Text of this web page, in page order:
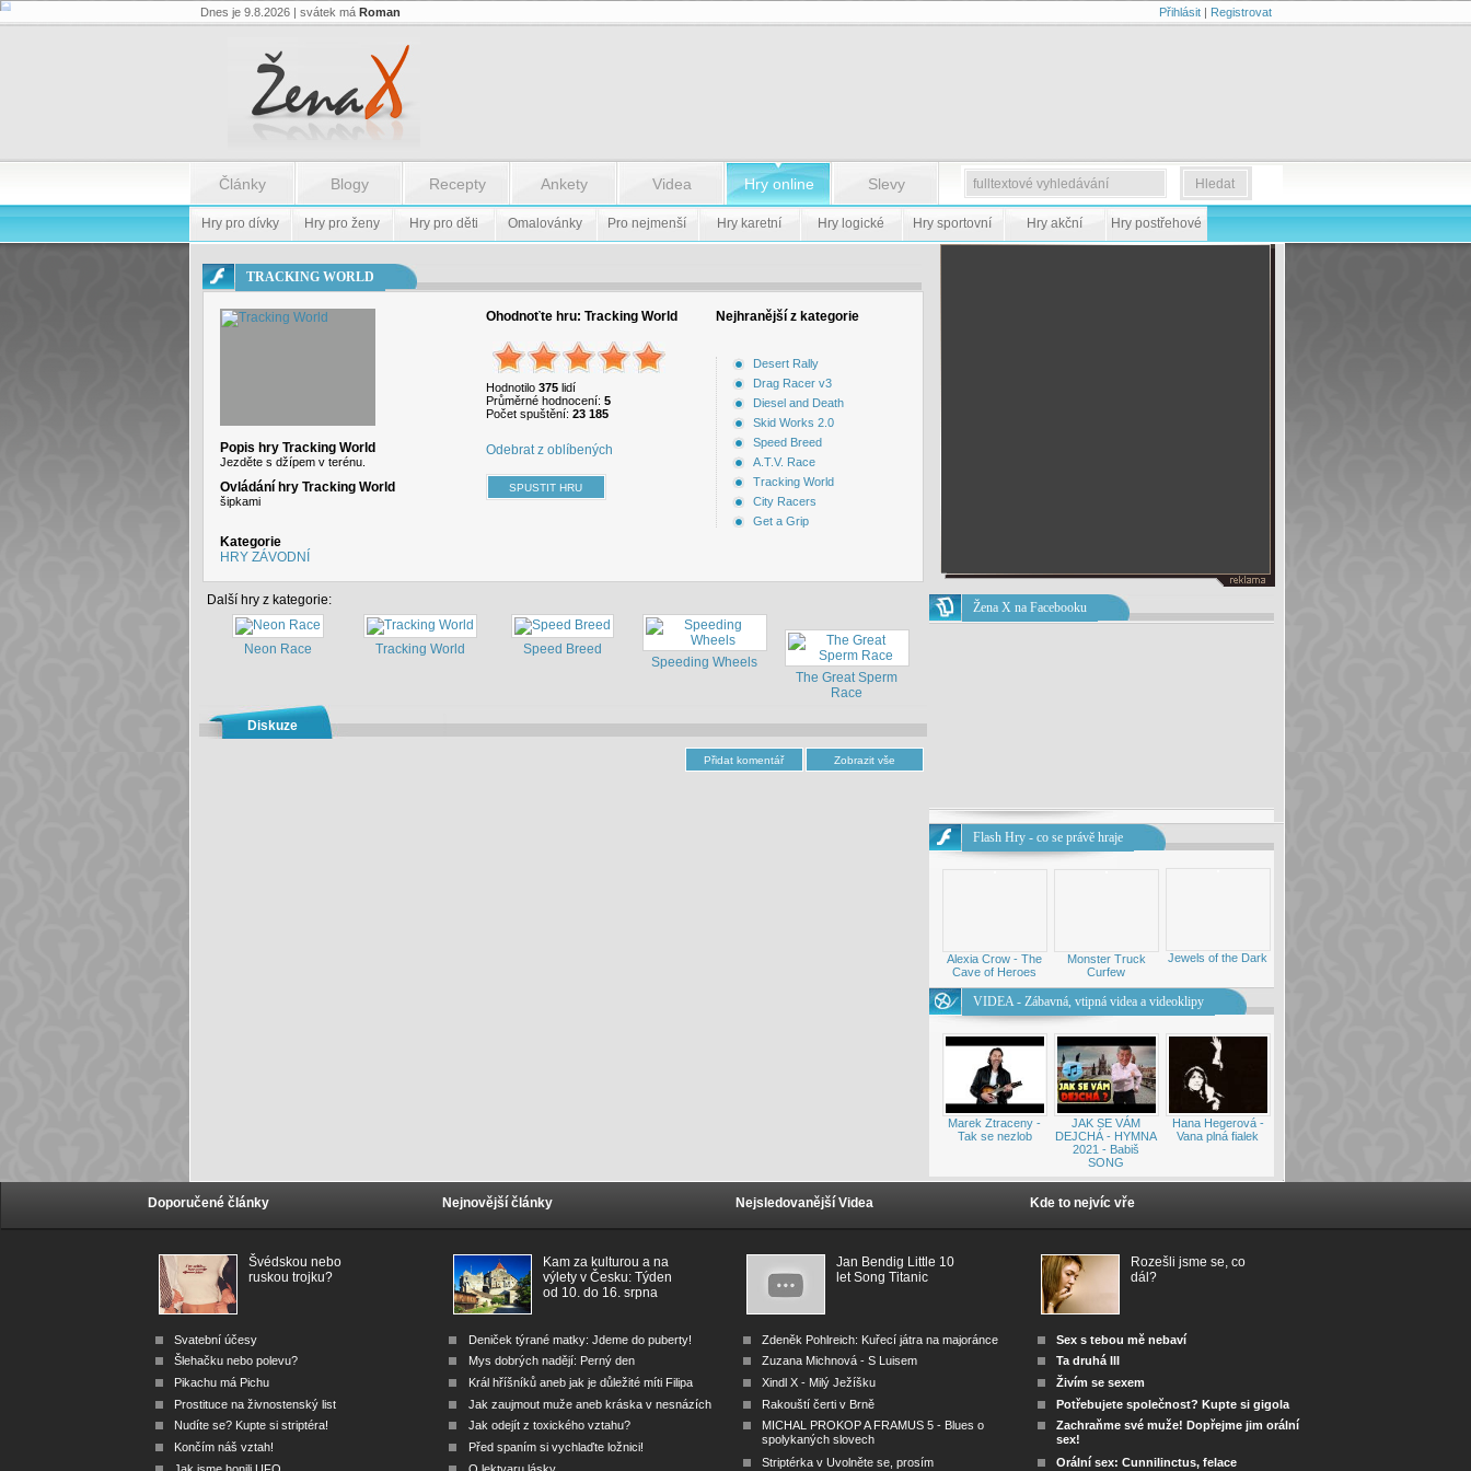
Flash.nazev
Dnes je 9.8.2026 | svátek má Roman Přihlásit| Registrovat
Články Blogy Recepty Ankety Videa Hry online Slevy
Hry pro dívky Hry pro ženy Hry pro děti Omalovánky Pro nejmenší Hry karetní Hry logické Hry sportovní Hry akční Hry postřehové
TRACKING WORLD
Popis hry Tracking World
Jezděte s džípem v terénu.
Ovládání hry Tracking World
šipkami
Kategorie
HRY ZÁVODNÍ
Ohodnoťte hru: Tracking World
Hodnotilo 375lidí
Průměrné hodnocení: 5
Počet spuštění: 23 185
Odebrat z oblíbených
Nejhranější z kategorie
Desert Rally
Drag Racer v3
Diesel and Death
Skid Works 2.0
Speed Breed
A.T.V. Race
Tracking World
City Racers
Get a Grip
Další hry z kategorie:
Neon Race Tracking World
Speed Breed
Speeding Wheels
The Great Sperm
Race
Diskuze
Žena X na Facebooku
Flash Hry - co se právě hraje
Jewels of the Dark
Monster Truck
Curfew
Alexia Crow - The
Cave of Heroes
VIDEA - Zábavná, vtipná videa a videoklipy
Hana Hegerová -
Vana plná fialek
JAK SE VÁM
DEJCHÁ - HYMNA
2021 - Babiš
SONG
Marek Ztraceny -
Tak se nezlob
Doporučené články
Švédskou nebo
ruskou trojku?
Svatební účesy
Šlehačku nebo polevu?
Pikachu má Pichu
Prostituce na živnostenský list
Nudíte se? Kupte si striptéra!
Končím náš vztah!
Jak jsme honili UFO
Nejnovější články
Kam za kulturou a na
výlety v Česku: Týden
od 10. do 16. srpna
Deniček týrané matky: Jdeme do puberty!
Mys dobrých nadějí: Perný den
Král hříšníků aneb jak je důležité míti Filipa
Jak zaujmout muže aneb kráska v nesnázích
Jak odejít z toxického vztahu?
Před spaním si vychlaďte ložnici!
O lektvaru lásky
Nejsledovanější Videa
Jan Bendig Little 10
let Song Titanic
Zdeněk Pohlreich: Kuřecí játra na majoránce
Zuzana Michnová - S Luisem
Xindl X - Milý Ježíšku
Rakouští čerti v Brně
MICHAL PROKOP A FRAMUS 5 - Blues o
spolykaných slovech
Striptérka v Uvolněte se, prosím
Kde to nejvíc vře
Rozešli jsme se, co
dál?
Sex s tebou mě nebaví
Ta druhá III
Živím se sexem
Potřebujete společnost? Kupte si gigola
Zachraňme své muže! Dopřejme jim orální
sex!
Orální sex: Cunnilinctus, felace